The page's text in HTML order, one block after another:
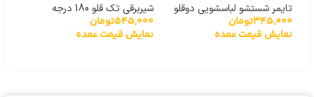
تایمر شستشو لباسشویی دوقلو
حایر
345,000تومان
نمایش قیمت عمده
شیربرقی تک قلو 180 درجه
FPD180A
545,000تومان
نمایش قیمت عمده